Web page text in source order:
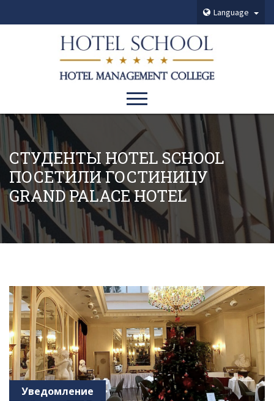
Language
СТУДЕНТЫ HOTEL SCHOOL
ПОСЕТИЛИ ГОСТИНИЦУ
GRAND PALACE HOTEL
Уведомление